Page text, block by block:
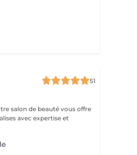
51
salon de beauté vous offre
avec expertise et